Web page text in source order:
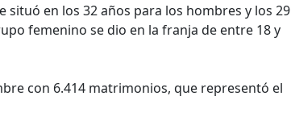
situó en los 32 años para los hombres y los 29
femenino se dio en la franja de entre 18 y
con 6.414 matrimonios, que representó el